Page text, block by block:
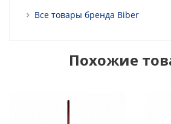
Все товары бренда Biber
Похожие